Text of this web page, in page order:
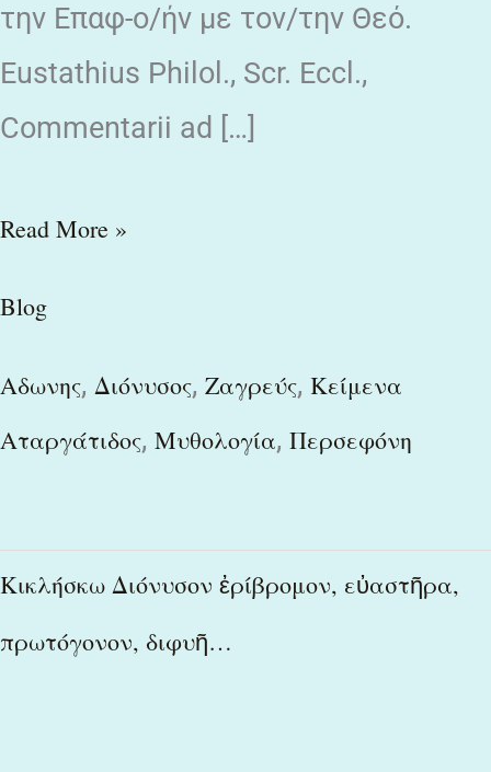
την Επαφ-ο/ήν με τον/την Θεό.
Eustathius Philol., Scr. Eccl.,
Commentarii ad […]
Read More »
Blog
Αδωνης, Διόνυσος, Ζαγρεύς, Κείμενα
Αταργάτιδος, Μυθολογία, Περσεφόνη
Κικλήσκω Διόνυσον ἐρίβρομον, εὐαστῆρα,
πρωτόγονον, διφυῆ…
Κικλήσκω
ἐρίβρομον,